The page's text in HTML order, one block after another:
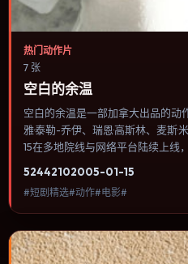
热门动作片
7 张
空白的余温
空白的余温是一部加拿大出品的动
雅·泰勒-乔伊、瑞恩·高斯林、麦斯
15在多地院线与网络平台陆续上线
进，节奏与视听语言统一，可作为
52442102005-01-15
#短剧精选#动作#电影#